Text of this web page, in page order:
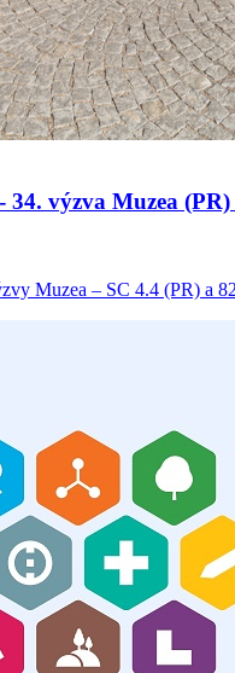
výzva Muzea
Muzea – SC 4.4 (PR) a